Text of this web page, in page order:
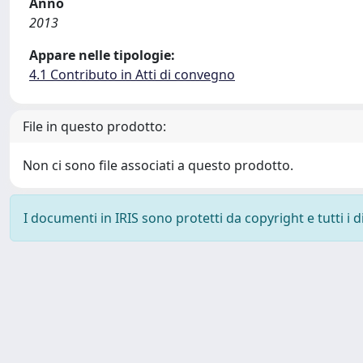
2013
Appare nelle tipologie:
4.1 Contributo in Atti di convegno
File in questo prodotto:
Non ci sono file associati a questo prodotto.
I documenti in IRIS sono protetti da copyright e tutti i